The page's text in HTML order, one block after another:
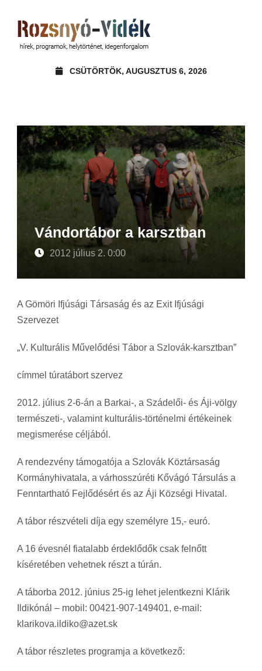
CSÜTÖRTÖK, AUGUSZTUS 6, 2026
Vándortábor a karsztban
2012 július 2. 0:00
A Gömöri Ifjúsági Társaság és az Exit Ifjúsági
Szervezet
„V. Kulturális Művelődési Tábor a Szlovák-karsztban”
címmel túratábort szervez
2012. július 2-6-án a Barkai-, a Szádelői- és Áji-völgy
természeti-, valamint kulturális-történelmi értékeinek
megismerése céljából.
A rendezvény támogatója a Szlovák Köztársaság
Kormányhivatala, a várhosszúréti Kővágó Társulás a
Fenntartható Fejlődésért és az Áji Községi Hivatal.
A tábor részvételi díja egy személyre 15,- euró.
A 16 évesnél fiatalabb érdeklődők csak felnőtt
kíséretében vehetnek részt a túrán.
A táborba 2012. június 25-ig lehet jelentkezni Klárik
Ildikónál – mobil: 00421-907-149401, e-mail:
klarikova.ildiko@azet.sk
A tábor részletes programja a következő: